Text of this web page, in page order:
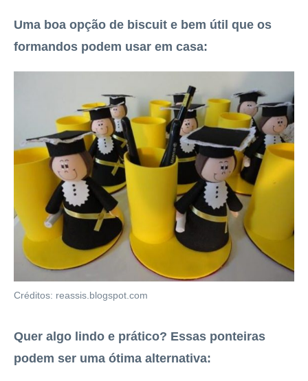
Uma boa opção de biscuit e bem útil que os
formandos podem usar em casa:
Créditos: reassis.blogspot.com
Quer algo lindo e prático? Essas ponteiras
podem ser uma ótima alternativa: